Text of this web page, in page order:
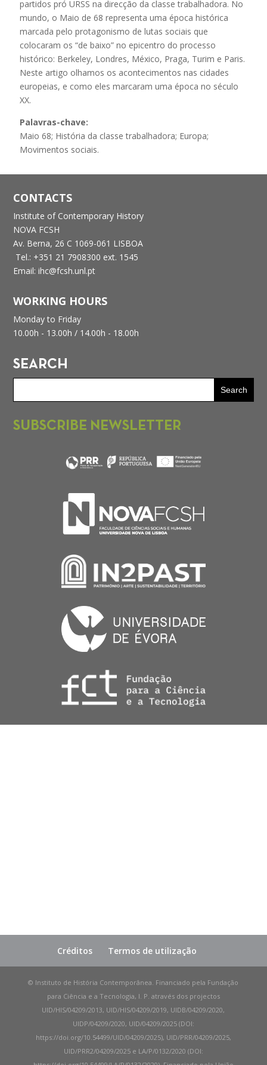
partidos pró URSS na direcção da classe trabalhadora. No
mundo, o Maio de 68 representa uma época histórica
marcada pelo protagonismo de lutas sociais que
colocaram os “de baixo” no epicentro do processo
histórico: Berkeley, Londres, México, Praga, Turim e Paris.
Neste artigo olhamos os acontecimentos nas cidades
europeias, e como eles marcaram uma época no século
XX.
Palavras-chave:
Maio 68; História da classe trabalhadora; Europa;
Movimentos sociais.
CONTACTS
Institute of Contemporary History
NOVA FCSH
Av. Berna, 26 C 1069-061 LISBOA
Tel.: +351 21 7908300 ext. 1545
Email: ihc@fcsh.unl.pt
WORKING HOURS
Monday to Friday
10.00h - 13.00h / 14.00h - 18.00h
SEARCH
SUBSCRIBE NEWSLETTER
Créditos Termos de utilização
© Instituto de História Contemporânea. Financiado pela Fundação
para Ciência e a Tecnologia, I. P. através dos projectos
UID/HIS/04209/2013, UID/HIS/04209/2019, UIDB/04209/2020,
UIDP/04209/2020, UID/04209/2025 (DOI:
https://doi.org/10.54499/UID/04209/2025), UID/PRR/04209/2025,
UID/PRR2/04209/2025 e LA/P/0132/2020 (DOI: